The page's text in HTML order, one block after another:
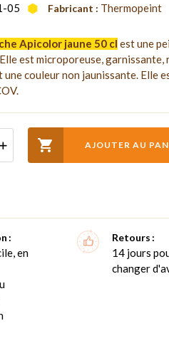
05 Fabricant : Thermopeint
Apicolor jaune 50 cl est une
est microporeuse,
une couleur non jaunissante. Elle
 AJOUTER AU
en
Retours
14 jours
changer